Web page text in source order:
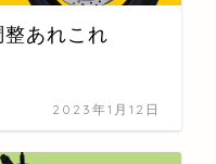
あれこれ
2023年1月12日